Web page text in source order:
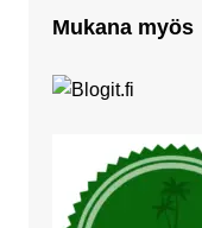
Mukana myös